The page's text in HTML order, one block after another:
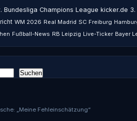
„Meine Fehleinschätzung“
Bundesliga Champions League kicker.de 3.
WM 2026 Real Madrid SC Freiburg
Fußball-News RB Leipzig Live-Ticker Bayer
Suchen